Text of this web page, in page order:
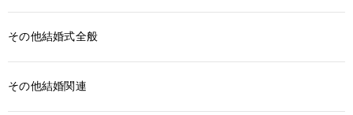
その他結婚式全般
その他結婚関連